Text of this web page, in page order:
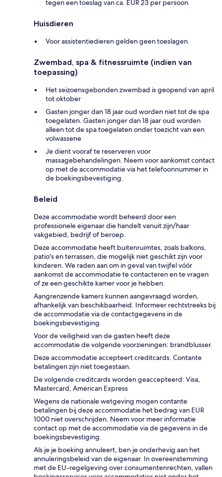
tegen een toeslag van ca. EUR 23 per persoon
Huisdieren
Voor assistentiedieren gelden geen toeslagen
Zwembad, spa & fitnessruimte (indien van
toepassing)
Het seizoensgebonden zwembad is geopend van april
tot oktober
Gasten jonger dan 18 jaar oud worden niet tot de spa
toegelaten. Gasten jonger dan 18 jaar oud worden
alleen tot de spa toegelaten onder toezicht van een
volwassene
Je dient vooraf te reserveren voor
massagebehandelingen. Neem voor aankomst contact
op met de accommodatie via het telefoonnummer in
de boekingsbevestiging.
Beleid
Deze accommodatie wordt beheerd door een
professionele eigenaar die handelt vanuit zijn/haar
vakgebied, bedrijf of beroep.
Deze accommodatie heeft buitenruimtes, zoals balkons,
patio's en terrassen, die mogelijk niet geschikt zijn voor
kinderen. We raden aan om in geval van twijfel vóór
aankomst de accommodatie te contacteren en te vragen
of ze een geschikte kamer voor je hebben.
Aangrenzende kamers kunnen aangevraagd worden,
afhankelijk van beschikbaarheid. Informeer rechtstreeks bij
de accommodatie via de contactgegevens in de
boekingsbevestiging.
Voor de veiligheid van de gasten heeft deze
accommodatie de volgende voorzieningen: brandblusser.
Deze accommodatie accepteert creditcards. Contante
betalingen zijn niet toegestaan.
De volgende creditcards worden geaccepteerd: Visa,
Mastercard, American Express
Wegens de nationale wetgeving mogen contante
betalingen bij deze accommodatie het bedrag van EUR
1000 niet overschrijden. Neem voor meer informatie
contact op met de accommodatie via de gegevens in de
boekingsbevestiging.
Als je je boeking annuleert, ben je onderhevig aan het
annuleringsbeleid van de eigenaar. In overeenstemming
met de EU-regelgeving over consumentenrechten, vallen